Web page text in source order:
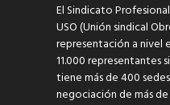
El Sindicato
USO (Unión sindical
representación a nivel
11.000 representantes
tiene más de 400
negociación de más